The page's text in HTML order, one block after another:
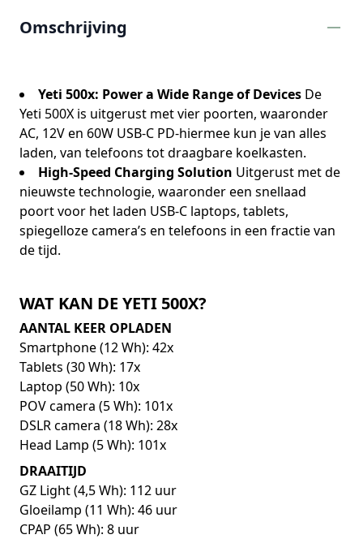
Omschrijving
Yeti 500x: Power a Wide Range of Devices De
Yeti 500X is uitgerust met vier poorten, waaronder
AC, 12V en 60W USB-C PD-hiermee kun je van alles
laden, van telefoons tot draagbare koelkasten.
High-Speed Charging Solution Uitgerust met de
nieuwste technologie, waaronder een snellaad
poort voor het laden USB-C laptops, tablets,
spiegelloze camera’s en telefoons in een fractie van
de tijd.
WAT KAN DE YETI 500X?
AANTAL KEER OPLADEN
Smartphone (12 Wh): 42x
Tablets (30 Wh): 17x
Laptop (50 Wh): 10x
POV camera (5 Wh): 101x
DSLR camera (18 Wh): 28x
Head Lamp (5 Wh): 101x
DRAAITIJD
GZ Light (4,5 Wh): 112 uur
Gloeilamp (11 Wh): 46 uur
CPAP (65 Wh): 8 uur